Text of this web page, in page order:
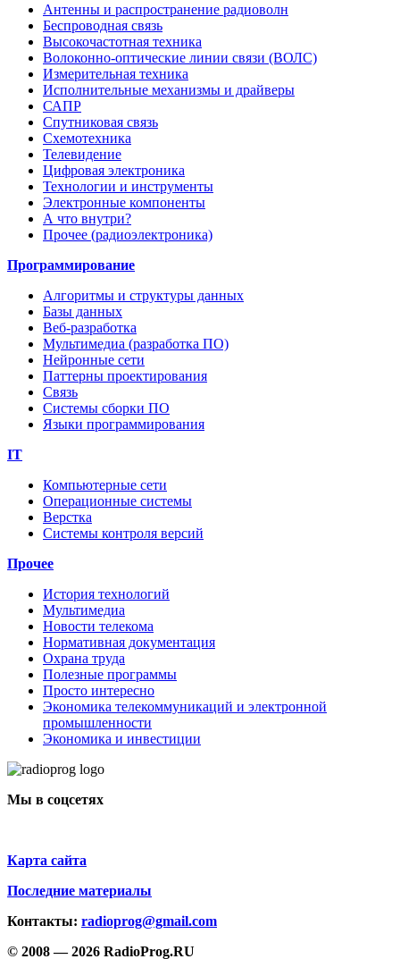
Антенны и распространение радиоволн
Беспроводная связь
Высокочастотная техника
Волоконно-оптические линии связи (ВОЛС)
Измерительная техника
Исполнительные механизмы и драйверы
САПР
Спутниковая связь
Схемотехника
Телевидение
Цифровая электроника
Технологии и инструменты
Электронные компоненты
А что внутри?
Прочее (радиоэлектроника)
Программирование
Алгоритмы и структуры данных
Базы данных
Веб-разработка
Мультимедиа (разработка ПО)
Нейронные сети
Паттерны проектирования
Связь
Системы сборки ПО
Языки программирования
IT
Компьютерные сети
Операционные системы
Верстка
Системы контроля версий
Прочее
История технологий
Мультимедиа
Новости телекома
Нормативная документация
Охрана труда
Полезные программы
Просто интересно
Экономика телекоммуникаций и электронной
промышленности
Экономика и инвестиции
Мы в соцсетях
Карта сайта
Последние материалы
Контакты: radioprog@gmail.com
© 2008 — 2026 RadioProg.RU